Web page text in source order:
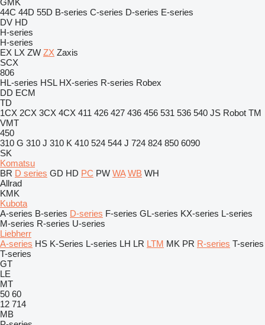
GMK
44C 44D 55D B-series C-series D-series E-series
DV HD
H-series
H-series
EX LX ZW ZX Zaxis
SCX
806
HL-series HSL HX-series R-series Robex
DD ECM
TD
1CX 2CX 3CX 4CX 411 426 427 436 456 531 536 540 JS Robot TM
VMT
450
310 G 310 J 310 K 410 524 544 J 724 824 850 6090
SK
Komatsu
BR D series GD HD PC PW WA WB WH
Allrad
KMK
Kubota
A-series B-series D-series F-series GL-series KX-series L-series
M-series R-series U-series
Liebherr
A-series HS K-Series L-series LH LR LTM MK PR R-series T-series
T-series
GT
LE
MT
50 60
12 714
MB